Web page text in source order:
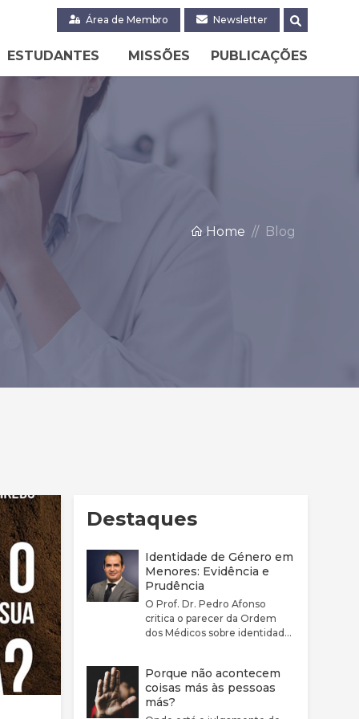
Área de Membro Newsletter
ESTUDANTES MISSÕES PUBLICAÇÕES
Home Blog
Destaques
Identidade de Género em
Menores: Evidência e
Prudência
O Prof. Dr. Pedro Afonso
critica o parecer da Ordem
dos Médicos sobre identidade
adequadamente a
complexidade clínica nem a
fragilidade da evidência
Porque não acontecem
coisas más às pessoas
más?